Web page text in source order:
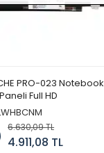
PRO-023 Notebook
Full HD
6.630,09 TL
4.911,08 TL